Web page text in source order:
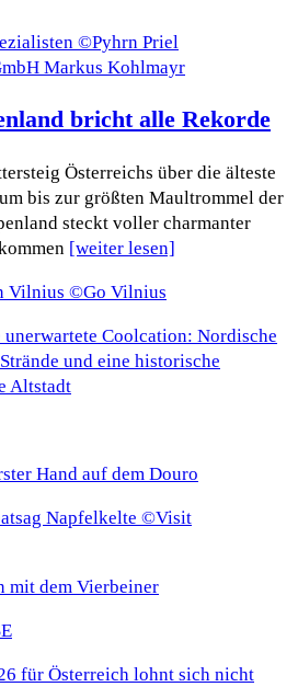
bricht alle Rekorde
Österreichs über die älteste
bis zur größten Maultrommel der
steckt voller charmanter
[weiter lesen]
Coolcation: Nordische
und eine historische
Altstadt
Hand auf dem Douro
mit dem Vierbeiner
für Österreich lohnt sich nicht